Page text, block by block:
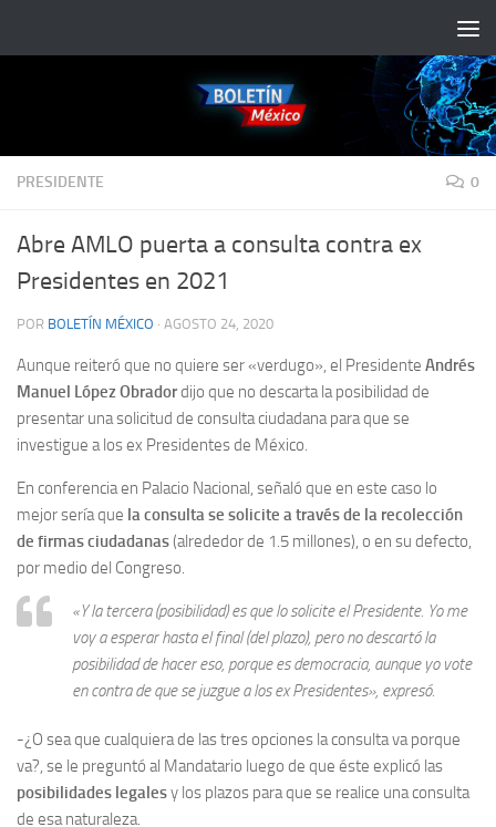
PRESIDENTE 0
Abre AMLO puerta a consulta contra ex
Presidentes en 2021
POR BOLETÍN MÉXICO · AGOSTO 24, 2020
Aunque reiteró que no quiere ser «verdugo», el Presidente Andrés
Manuel López Obradordijo que no descarta la posibilidad de
presentar una solicitud de consulta ciudadana para que se
investigue a los ex Presidentes de México.
En conferencia en Palacio Nacional, señaló que en este caso lo
mejor sería que la consulta se solicite a través de la recolección
de firmas ciudadanas(alrededor de 1.5 millones), o en su defecto,
por medio del Congreso.
«Y la tercera (posibilidad) es que lo solicite el Presidente. Yo me
voy a esperar hasta el final (del plazo), pero no descartó la
posibilidad de hacer eso, porque es democracia, aunque yo vote
en contra de que se juzgue a los ex Presidentes», expresó.
-¿O sea que cualquiera de las tres opciones la consulta va porque
va?, se le preguntó al Mandatario luego de que éste explicó las
posibilidades legalesy los plazos para que se realice una consulta
de esa naturaleza.